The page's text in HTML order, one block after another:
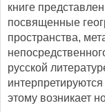
книге
посвященные
пространства,
русской
этому возникает